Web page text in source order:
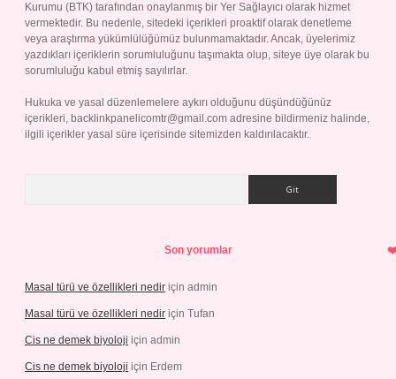
Kurumu (BTK) tarafından onaylanmış bir Yer Sağlayıcı olarak hizmet
vermektedir. Bu nedenle, sitedeki içerikleri proaktif olarak denetleme
veya araştırma yükümlülüğümüz bulunmamaktadır. Ancak, üyelerimiz
yazdıkları içeriklerin sorumluluğunu taşımakta olup, siteye üye olarak bu
sorumluluğu kabul etmiş sayılırlar.
Hukuka ve yasal düzenlemelere aykırı olduğunu düşündüğünüz
içerikleri, backlinkpanelicomtr@gmail.com adresine bildirmeniz halinde,
ilgili içerikler yasal süre içerisinde sitemizden kaldırılacaktır.
Son yorumlar
Masal türü ve özellikleri nedir için admin
Masal türü ve özellikleri nedir için Tufan
Cis ne demek biyoloji için admin
Cis ne demek biyoloji için Erdem